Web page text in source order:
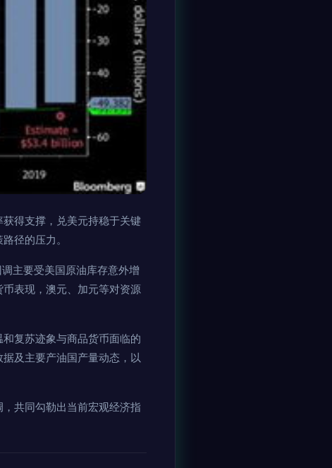
得支撑，兑美元持稳于关键
径的压力。
主要受美国原油库存意外增
表现，澳元、加元等对资源
复苏迹象与商品货币面临的
及主要产油国产量动态，以
共同勾勒出当前宏观经济指